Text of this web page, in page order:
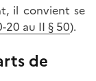
il convient se
20 au II § 50).
de